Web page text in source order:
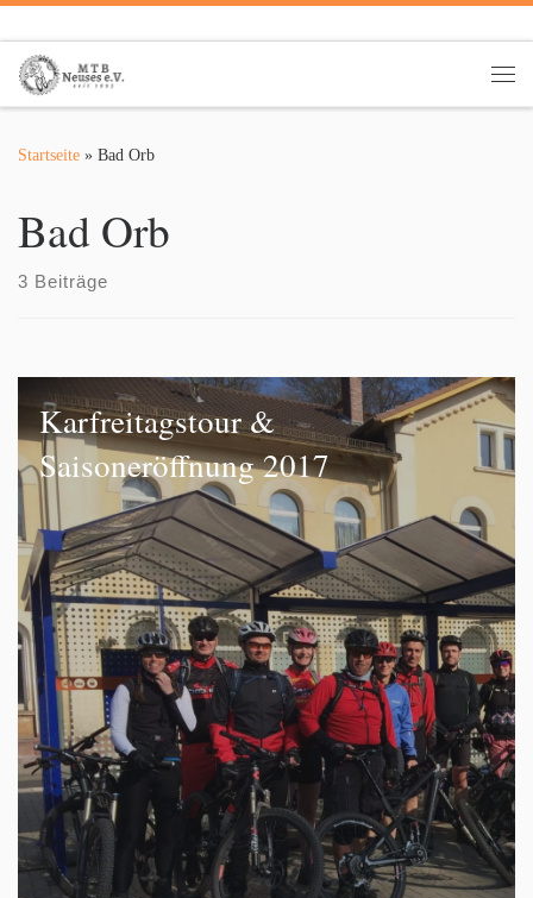
Startseite » Bad Orb
Bad Orb
3 Beiträge
Karfreitagstour &
Saisoneröffnung 2017